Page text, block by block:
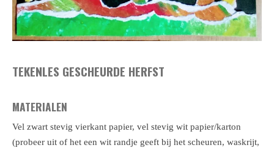
TEKENLES GESCHEURDE HERFST
MATERIALEN
Vel zwart stevig vierkant papier, vel stevig wit papier/karton
(probeer uit of het een wit randje geeft bij het scheuren, waskrijt,